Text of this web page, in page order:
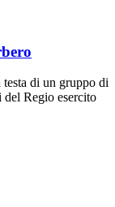
di un gruppo di
Regio esercito